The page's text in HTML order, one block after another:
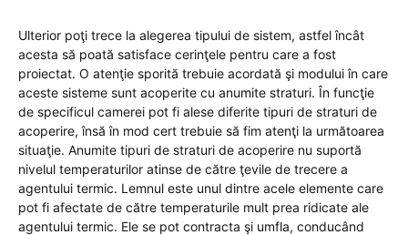
Ulterior poţi trece la alegerea tipului de sistem, astfel încât
acesta să poată satisface cerinţele pentru care a fost
proiectat. O atenţie sporită trebuie acordată şi modului în care
aceste sisteme sunt acoperite cu anumite straturi. În funcţie
de specificul camerei pot fi alese diferite tipuri de straturi de
acoperire, însă în mod cert trebuie să fim atenţi la următoarea
situaţie. Anumite tipuri de straturi de acoperire nu suportă
nivelul temperaturilor atinse de către ţevile de trecere a
agentului termic. Lemnul este unul dintre acele elemente care
pot fi afectate de către temperaturile mult prea ridicate ale
agentului termic. Ele se pot contracta şi umfla, conducând